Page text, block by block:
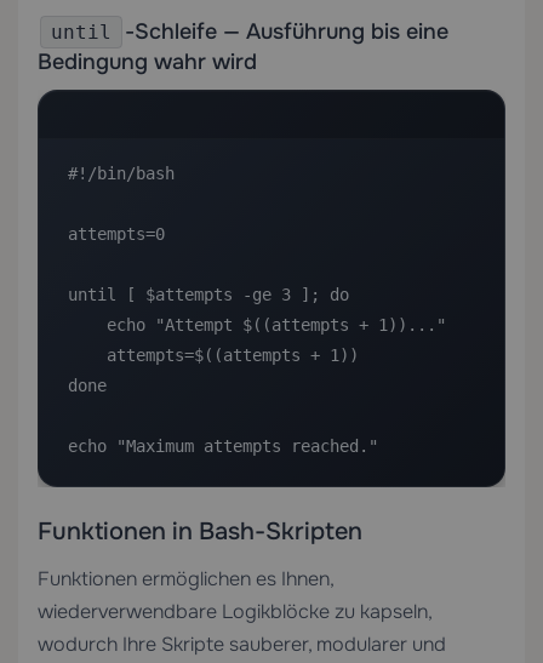
until
-Schleife — Ausführung bis eine
Bedingung wahr wird
#!/bin/bash
attempts=0
until [ $attempts -ge 3 ]; do
done
echo "Maximum attempts reached."
Funktionen in Bash-Skripten
Funktionen ermöglichen es Ihnen,
wiederverwendbare Logikblöcke zu kapseln,
wodurch Ihre Skripte sauberer, modularer und